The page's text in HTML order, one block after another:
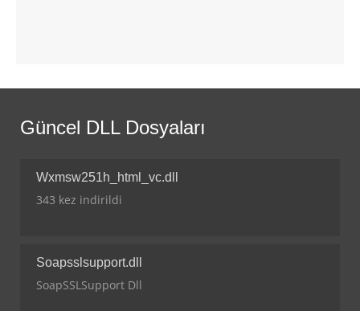
Güncel DLL Dosyaları
Wxmsw251h_html_vc.dll
343 kez indirildi
Soapsslsupport.dll
SoapSSLSupport Dll